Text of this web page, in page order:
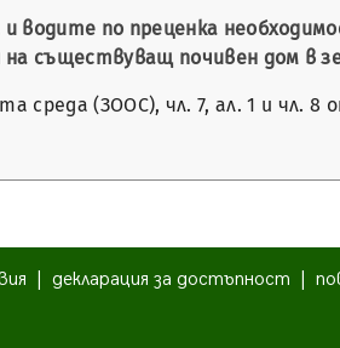
водите по преценка
съществуващ почивен дом в
среда (ЗООС), чл. 7, ал. 1 и чл.
декларация за достъпност